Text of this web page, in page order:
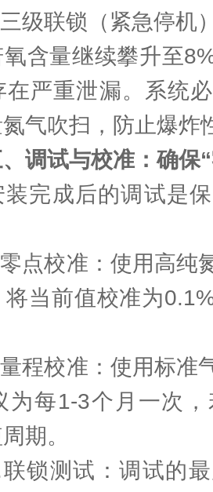
联锁（紧急停机
量继续攀升至
在严重泄漏。系统
气吹扫，防止爆炸
调试与校准：确保
成后的调试是保
校准：使用高纯
当前值校准为
校准：使用标准
为每1-3个月一次
期。
测试：调试的最